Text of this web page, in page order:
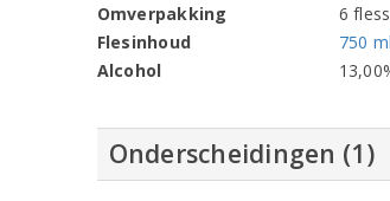
Omverpakking
6
Flesinhoud
750 ml
Alcohol
Onderscheidingen (1)